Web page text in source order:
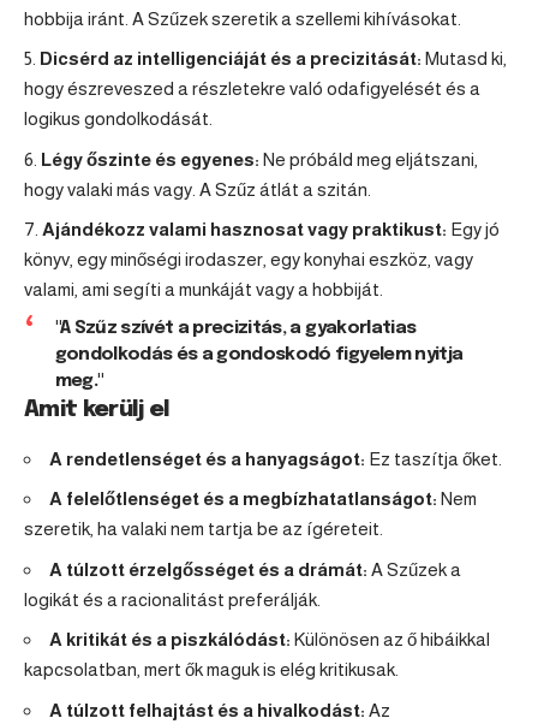
hobbija iránt. A Szűzek szeretik a szellemi kihívásokat.
Dicsérd az intelligenciáját és a precizitását: Mutasd ki,
hogy észreveszed a részletekre való odafigyelését és a
logikus gondolkodását.
Légy őszinte és egyenes: Ne próbáld meg eljátszani,
hogy valaki más vagy. A Szűz átlát a szitán.
Ajándékozz valami hasznosat vagy praktikust: Egy jó
könyv, egy minőségi irodaszer, egy konyhai eszköz, vagy
valami, ami segíti a munkáját vagy a hobbiját.
"A Szűz szívét a precizitás, a gyakorlatias
gondolkodás és a gondoskodó figyelem nyitja
meg."
Amit kerülj el
A rendetlenséget és a hanyagságot: Ez taszítja őket.
A felelőtlenséget és a megbízhatatlanságot: Nem
szeretik, ha valaki nem tartja be az ígéreteit.
A túlzott érzelgősséget és a drámát: A Szűzek a
logikát és a racionalitást preferálják.
A kritikát és a piszkálódást: Különösen az ő hibáikkal
kapcsolatban, mert ők maguk is elég kritikusak.
A túlzott felhajtást és a hivalkodást: Az